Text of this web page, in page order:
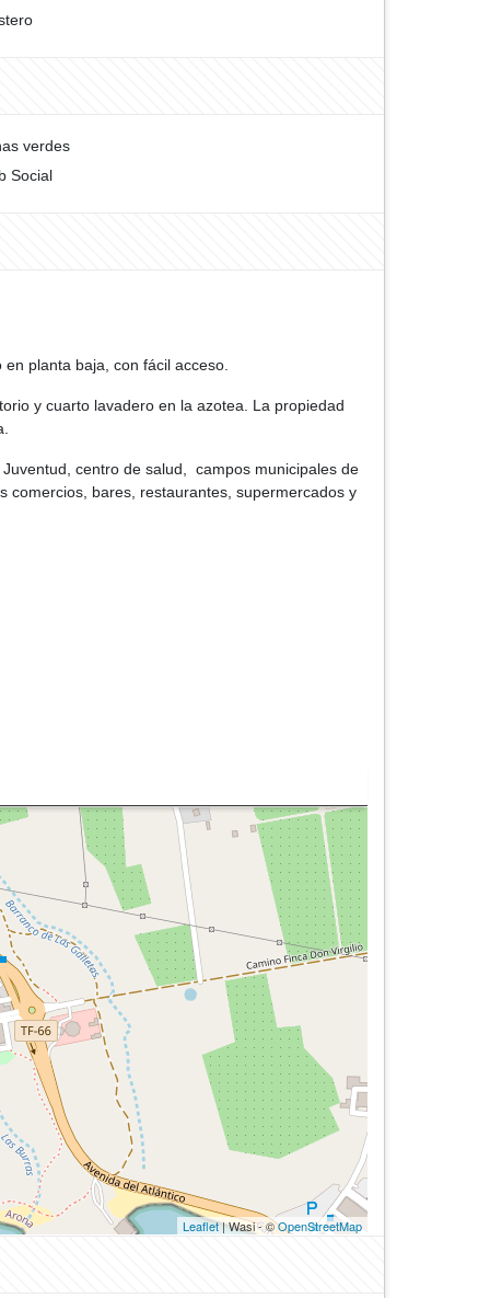
verdes
Social
planta baja, con fácil acceso.
y cuarto lavadero en la azotea. La propiedad
centro de salud, campos municipales de
comercios, bares, restaurantes, supermercados y
Leaflet| Wasi - ©OpenStreetMap